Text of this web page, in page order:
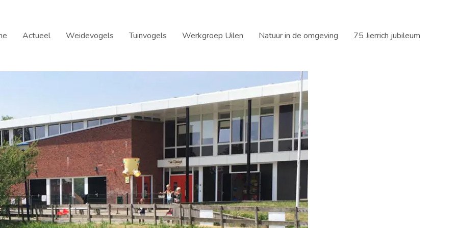
Actueel Weidevogels Tuinvogels Werkgroep Uilen Natuur in de omgeving 75 Jierrich jubileum